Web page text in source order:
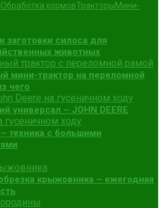
Обработка кормовТракторыМини-
заготовки силоса для
животных
мини-трактор на переломной
чего
универсал – JOHN DEERE
техника с большими
крыжовника – ежегодная